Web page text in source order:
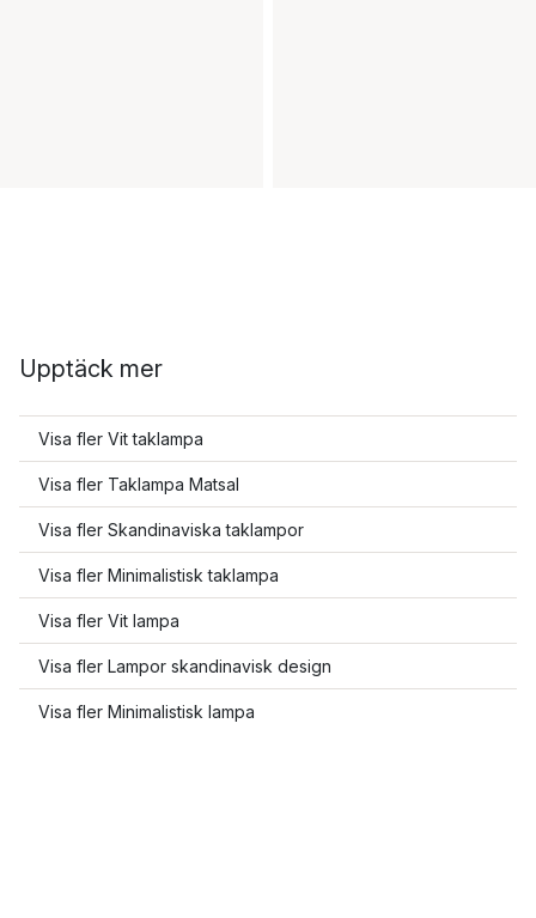
Upptäck mer
Visa fler Vit taklampa
Visa fler Taklampa Matsal
Visa fler Skandinaviska taklampor
Visa fler Minimalistisk taklampa
Visa fler Vit lampa
Visa fler Lampor skandinavisk design
Visa fler Minimalistisk lampa